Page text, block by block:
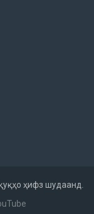
ҳифз шудаанд.